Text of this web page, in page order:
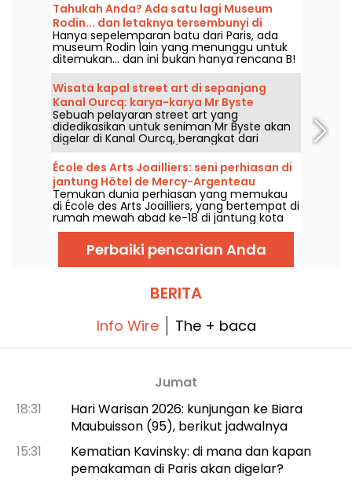
Tahukah Anda? Ada satu lagi Museum
Rodin... dan letaknya tersembunyi di
Meudon, di jantung wilayah 92!
Hanya sepelemparan batu dari Paris, ada
museum Rodin lain yang menunggu untuk
ditemukan... dan ini bukan hanya rencana B!
Terletak di Meudon, dalam suasana hijau di
departemen Hauts-de-Seine (92), situs
rahasia ini membawa Anda ke dunia
pematung dengan keaslian yang
menakjubkan. Rumah, studio, taman...
semua yang Anda butuhkan untuk
menemukan kembali Rodin dengan cara
yang berbeda - gratis, tanpa perlu
memesan, dan di jantung alam, setiap akhir
pekan hingga akhir September.
Wisata kapal street art di sepanjang
Kanal Ourcq: karya-karya Mr Byste
dipamerkan mengikuti arus air.
Sebuah pelayaran street art yang
didedikasikan untuk seniman Mr Byste akan
digelar di Kanal Ourcq, berangkat dari
Jaurès, dalam rangka Été du Canal, pada
hari Sabtu, 8 Agustus 2026. Rencananya:
pameran di atas kapal, tur berpemandu
untuk melihat mural-mural yang terlihat
dari atas air, dan penelusuran tentang dunia
stencil sang seniman.
École des Arts Joailliers: seni perhiasan di
jantung Hôtel de Mercy-Argenteau
Temukan dunia perhiasan yang memukau
di École des Arts Joailliers, yang bertempat di
rumah mewah abad ke-18 di jantung kota
Paris. Sepanjang tahun, pameran dan
lokakarya gratis menanti Anda untuk
mengetahui lebih lanjut tentang seni
perhiasan.
Perbaiki pencarian Anda
BERITA
Info Wire The + baca
Jumat
18:31
Hari Warisan 2026: kunjungan ke Biara
Maubuisson (95), berikut jadwalnya
15:31
Kematian Kavinsky: di mana dan kapan
pemakaman di Paris akan digelar?